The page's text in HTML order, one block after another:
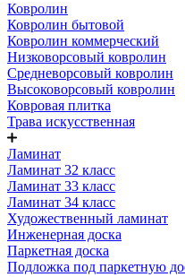
Ковролин
Ковролин бытовой
Ковролин коммерческий
Низковорсовый ковролин
Средневорсовый ковролин
Высоковорсовый ковролин
Ковровая плитка
Трава искусственная
Ламинат
Ламинат 32 класс
Ламинат 33 класс
Ламинат 34 класс
Художественный ламинат
Инженерная доска
Паркетная доска
Подложка под паркетную